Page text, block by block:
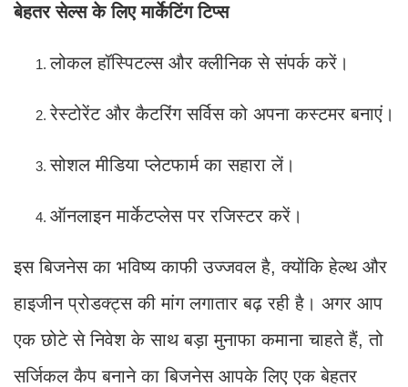
बेहतर सेल्स के लिए मार्केटिंग टिप्स
लोकल हॉस्पिटल्स और क्लीनिक से संपर्क करें।
रेस्टोरेंट और कैटरिंग सर्विस को अपना कस्टमर बनाएं।
सोशल मीडिया प्लेटफार्म का सहारा लें।
ऑनलाइन मार्केटप्लेस पर रजिस्टर करें।
इस बिजनेस का भविष्य काफी उज्जवल है, क्योंकि हेल्थ और
हाइजीन प्रोडक्ट्स की मांग लगातार बढ़ रही है। अगर आप
एक छोटे से निवेश के साथ बड़ा मुनाफा कमाना चाहते हैं, तो
सर्जिकल कैप बनाने का बिजनेस आपके लिए एक बेहतर